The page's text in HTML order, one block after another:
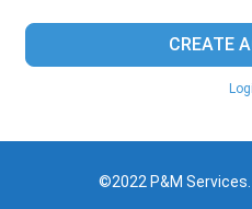
CREATE
©2022 P&M